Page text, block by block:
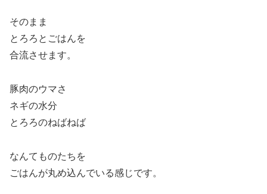
そのまま
とろろとごはんを
合流させます。
豚肉のウマさ
ネギの水分
とろろのねばねば
なんてものたちを
ごはんが丸め込んでいる感じです。